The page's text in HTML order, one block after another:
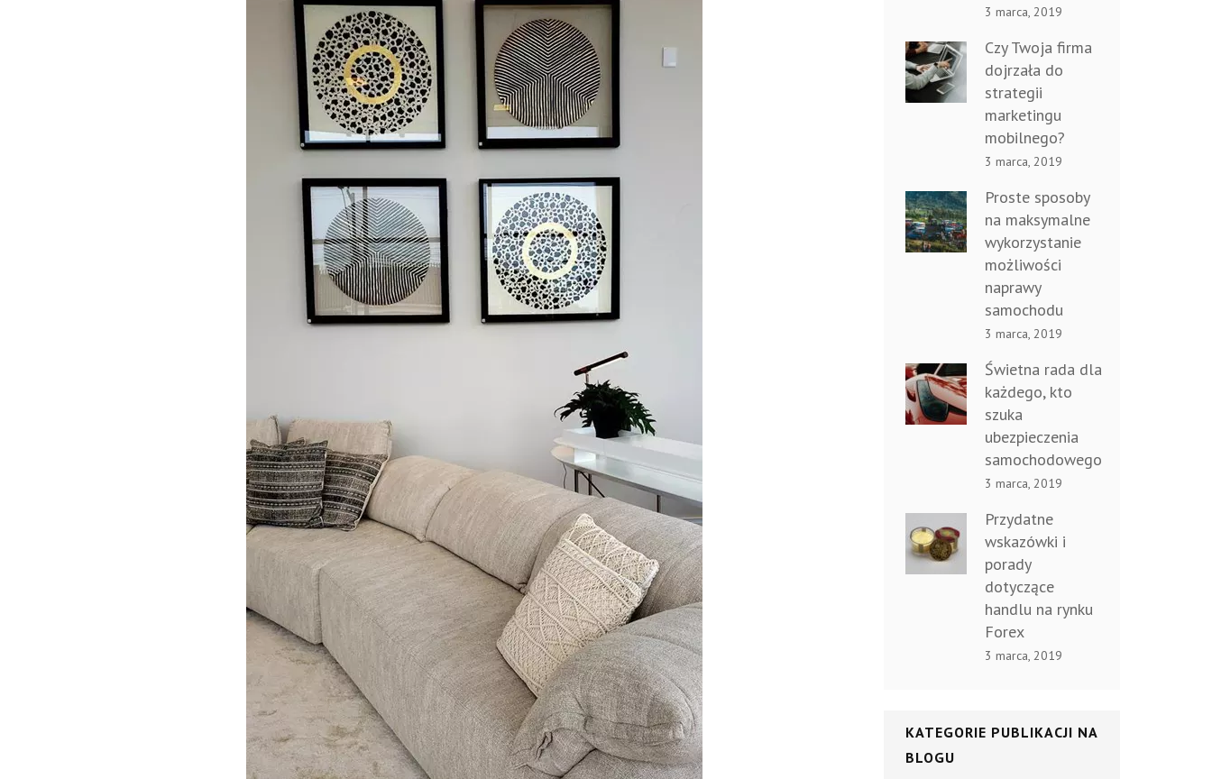
3 marca, 2019
Czy Twoja firma
dojrzała do
strategii
marketingu
mobilnego?
3 marca, 2019
Proste sposoby
na maksymalne
wykorzystanie
możliwości
naprawy
samochodu
3 marca, 2019
Świetna rada dla
każdego, kto
szuka
ubezpieczenia
samochodowego
3 marca, 2019
Przydatne
wskazówki i
porady
dotyczące
handlu na rynku
Forex
3 marca, 2019
KATEGORIE PUBLIKACJI NA
BLOGU